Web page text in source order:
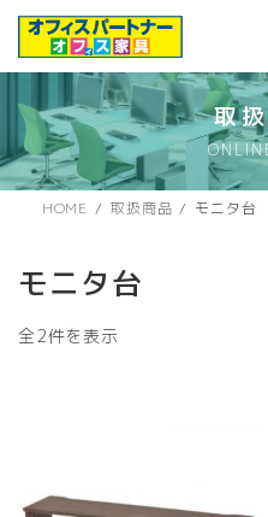
ス
キ
ン
に
取
HOME 取扱商品 モニタ台
モニタ台
全2件を表示